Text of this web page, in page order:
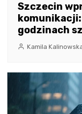
Szczecin
godzinach
Kamila